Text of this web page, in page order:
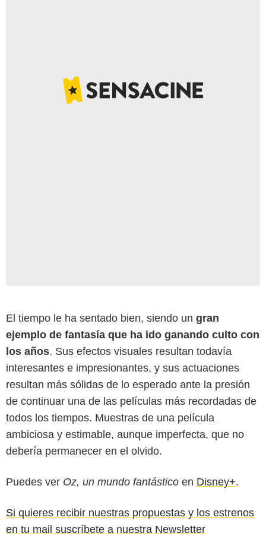
El tiempo le ha sentado bien, siendo un gran
ejemplo de fantasía que ha ido ganando culto con
los años. Sus efectos visuales resultan todavía
interesantes e impresionantes, y sus actuaciones
resultan más sólidas de lo esperado ante la presión
de continuar una de las películas más recordadas de
todos los tiempos. Muestras de una película
ambiciosa y estimable, aunque imperfecta, que no
debería permanecer en el olvido.
Puedes ver Oz, un mundo fantástico en Disney+.
Si quieres recibir nuestras propuestas y los estrenos
en tu mail suscríbete a nuestra Newsletter